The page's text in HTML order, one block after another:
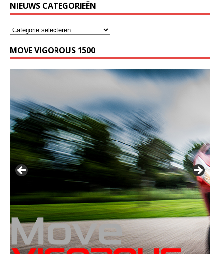
NIEUWS CATEGORIEËN
MOVE VIGOROUS 1500